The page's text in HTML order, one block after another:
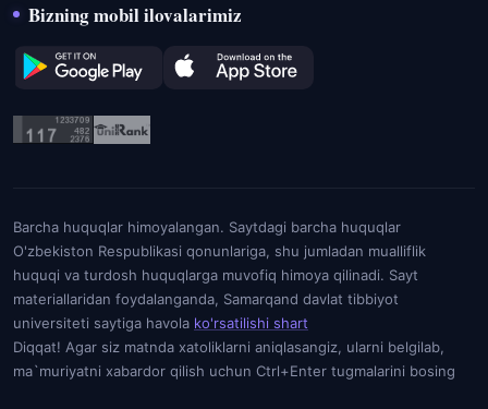
Bizning mobil ilovalarimiz
Barcha huquqlar himoyalangan. Saytdagi barcha huquqlar
O'zbekiston Respublikasi qonunlariga, shu jumladan mualliflik
huquqi va turdosh huquqlarga muvofiq himoya qilinadi. Sayt
materiallaridan foydalanganda, Samarqand davlat tibbiyot
universiteti saytiga havola ko'rsatilishi shart
Diqqat! Agar siz matnda xatoliklarni aniqlasangiz, ularni belgilab,
ma`muriyatni xabardor qilish uchun Ctrl+Enter tugmalarini bosing